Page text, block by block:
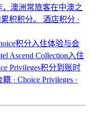
澳洲常旅客在中澳之
积积分。 酒店积分 ·
积分入住体验与会
Ascend Collection入住
Privileges积分到账时
· Choice Privileges ·